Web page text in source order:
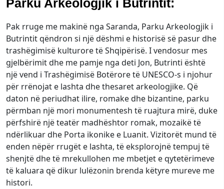
Parku Arkeologjik i Butrintit:
Pak rruge me makinë nga Saranda, Parku Arkeologjik i
Butrintit qëndron si një dëshmi e historisë së pasur dhe
trashëgimisë kulturore të Shqipërisë. I vendosur mes
gjelbërimit dhe me pamje nga deti Jon, Butrinti është
një vend i Trashëgimisë Botërore të UNESCO-s i njohur
për rrënojat e lashta dhe thesaret arkeologjike. Që
daton në periudhat ilire, romake dhe bizantine, parku
përmban një mori monumentesh të ruajtura mirë, duke
përfshirë një teatër madhështor romak, mozaikë të
ndërlikuar dhe Porta ikonike e Luanit. Vizitorët mund të
enden nëpër rrugët e lashta, të eksplorojnë tempuj të
shenjtë dhe të mrekullohen me mbetjet e qytetërimeve
të kaluara që dikur lulëzonin brenda këtyre mureve me
histori.